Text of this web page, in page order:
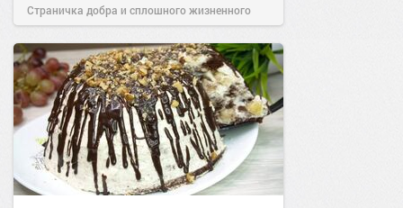
Страничка добра и сплошного жизненного
позитива!09:0028 янв 2021